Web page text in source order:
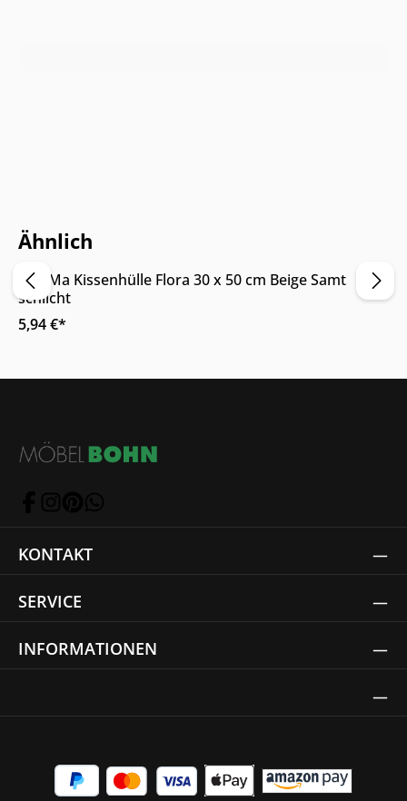
Ähnlich
Nur Online erhältlich
CoSiMa Kissenhülle Flora 30 x 50 cm Beige Samt
schlicht
5,94 €*
KONTAKT
SERVICE
INFORMATIONEN